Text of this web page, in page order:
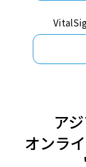
ア
オンラ